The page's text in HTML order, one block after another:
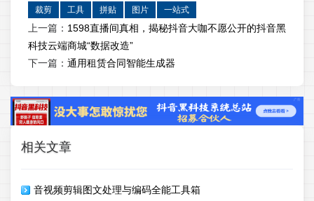
裁剪 工具 拼贴 图片 一站式
上一篇： 1598直播间真相，揭秘抖音大咖不愿公开的抖音黑
科技云端商城“数据改造”
下一篇： 通用租赁合同智能生成器
相关文章
音视频剪辑图文处理与编码全能工具箱